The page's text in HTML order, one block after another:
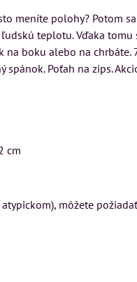
meníte polohy? Potom
teplotu. Vďaka
boku alebo na
Poťah na zips.
cm
môžete
MIZAR - talianský
Matrac MIZAR od